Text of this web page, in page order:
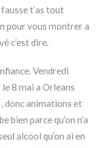
t’as tout
pour vous montrer a
c’est dire.
Vendredi
8 mai a Orleans
, donc animations et
bien parce qu’on n’a
alcool qu’on ai en